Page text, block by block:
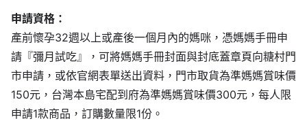
申請資格：
產前懷孕32週以上或產後一個月內的媽咪，憑媽媽手冊申
請『彌月試吃』，可將媽媽手冊封面與封底蓋章頁向糖村門
市申請，或依官網表單送出資料，門市取貨為準媽媽賞味價
150元，台灣本島宅配到府為準媽媽賞味價300元，每人限
申請1款商品，訂購數量限1份。